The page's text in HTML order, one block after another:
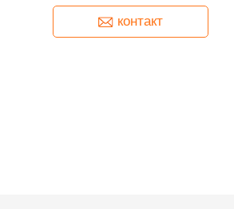
контакт